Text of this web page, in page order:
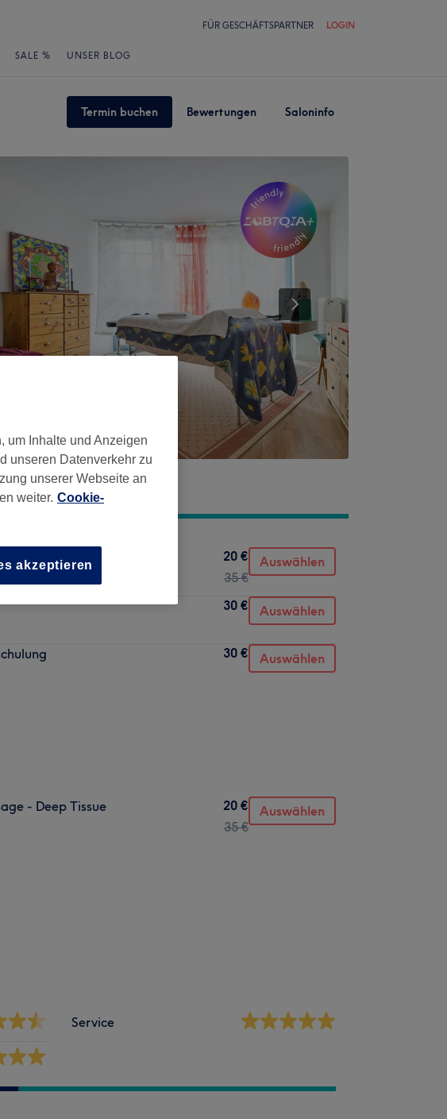
FÜR GESCHÄFTSPARTNER LOGIN
SALE % UNSER BLOG
Termin buchen Bewertungen Saloninfo
- Deep Tissue
20 €
35 €
Auswählen
30 € Auswählen
30 € Auswählen
- Deep Tissue
20 €
35 €
Auswählen
Service
um Inhalte und Anzeigen
unseren Datenverkehr zu
unserer Webseite an
weiter. Cookie-
akzeptieren